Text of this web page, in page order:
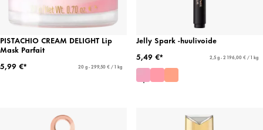
PISTACHIO CREAM DELIGHT Lip
Mask Parfait
5,99 €*
20 g - 299,50 € / 1 kg
Jelly Spark -huulivoide
5,49 €*
2,5 g - 2 196,00 € / 1 kg